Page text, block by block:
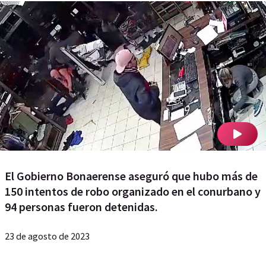
El Gobierno Bonaerense aseguró que hubo más de
150 intentos de robo organizado en el conurbano y
94 personas fueron detenidas.
23 de agosto de 2023